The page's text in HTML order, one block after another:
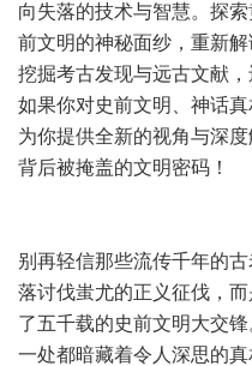
向失落的技术与智慧。探
前文明的神秘面纱，重新
挖掘考古发现与远古文献
如果你对史前文明、神话
为你提供全新的视角与深
背后被掩盖的文明密码！
别再轻信那些流传千年的
落讨伐蚩尤的正义征伐，
了五千载的史前文明大交
一处都暗藏着令人深思的